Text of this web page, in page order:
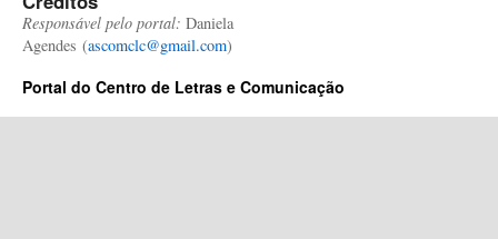
Responsável pelo portal: Daniela
Agendes (ascomclc@gmail.com)
Portal do Centro de Letras e Comunicação